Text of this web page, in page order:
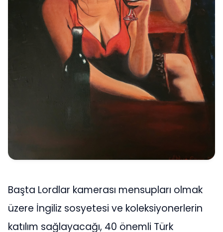
Başta Lordlar kamerası mensupları olmak
üzere İngiliz sosyetesi ve koleksiyonerlerin
katılım sağlayacağı, 40 önemli Türk